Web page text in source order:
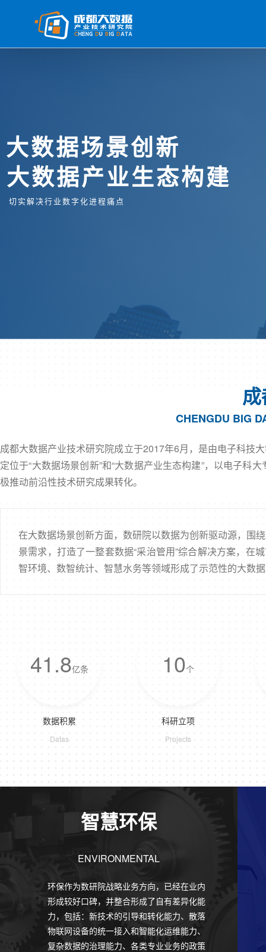
大数据场景创新
切实解决行业数字化进程痛点
大数据产业生态构建
CHENGDU BIG
成都大数据产业技术研究院成立于2017年6月，是由电子科技
定位于“大数据场景创新”和“大数据产业生态构建”，以电子
极推动前沿性技术研究成果转化。
在大数据场景创新方面，数研院以数据为创新驱动源，围
景需求，打造了一整套数据“采治管用”综合解决方案，在
智环境、数智统计、智慧水务等领域形成了示范性的大数
41.8亿条
数据积累
Datas
10个
科研立项
Projects
智慧环保
ENVIRONMENTAL
环保作为数研院战略业务方向，已经在业内
形成较好口碑，并整合形成了自有差异化能
力，包括：新技术的引导和转化能力、散落
物联网设备的统一接入和智能化运维能力、
复杂数据的治理能力、各类专业业务的政策